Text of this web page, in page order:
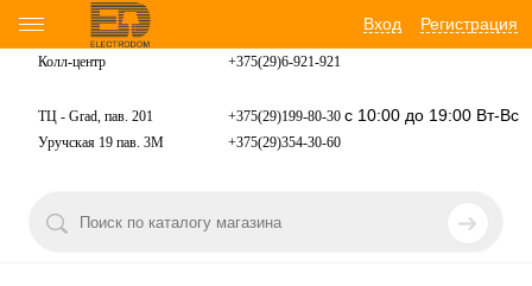
Вход Регистрация
Колл-центр +375(29)6-921-921
ТЦ - Grad, пав. 201 +375(29)199-80-30 с 10:00 до 19:00 Вт-Вс
Уручская 19 пав. 3М +375(29)354-30-60